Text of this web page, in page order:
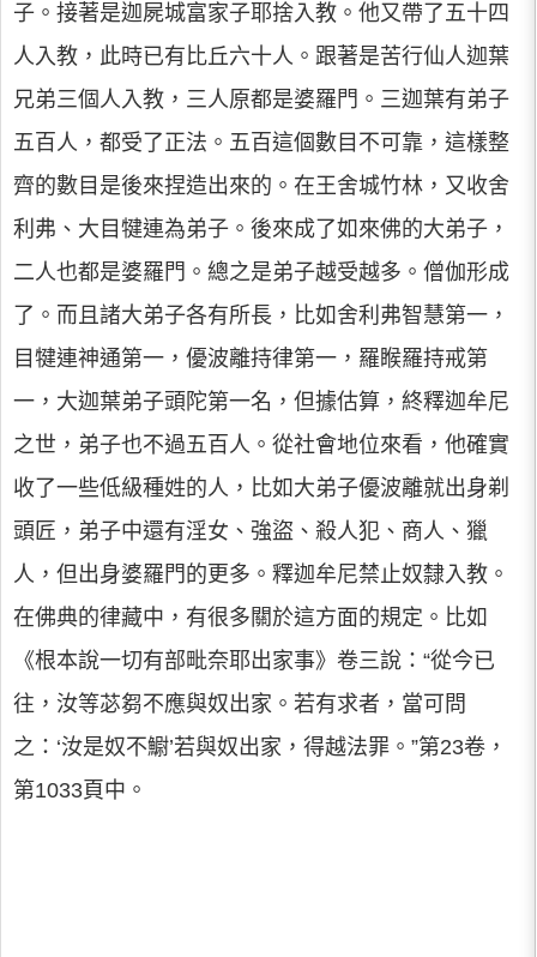
子。接著是迦屍城富家子耶捨入教。他又帶了五十四
人入教，此時已有比丘六十人。跟著是苦行仙人迦葉
兄弟三個人入教，三人原都是婆羅門。三迦葉有弟子
五百人，都受了正法。五百這個數目不可靠，這樣整
齊的數目是後來捏造出來的。在王舍城竹林，又收舍
利弗、大目犍連為弟子。後來成了如來佛的大弟子，
二人也都是婆羅門。總之是弟子越受越多。僧伽形成
了。而且諸大弟子各有所長，比如舍利弗智慧第一，
目犍連神通第一，優波離持律第一，羅睺羅持戒第
一，大迦葉弟子頭陀第一名，但據估算，終釋迦牟尼
之世，弟子也不過五百人。從社會地位來看，他確實
收了一些低級種姓的人，比如大弟子優波離就出身剃
頭匠，弟子中還有淫女、強盜、殺人犯、商人、獵
人，但出身婆羅門的更多。釋迦牟尼禁止奴隸入教。
在佛典的律藏中，有很多關於這方面的規定。比如
《根本說一切有部毗奈耶出家事》卷三說：“從今已
往，汝等苾芻不應與奴出家。若有求者，當可問
之：‘汝是奴不䲁’若與奴出家，得越法罪。”第23卷，
第1033頁中。